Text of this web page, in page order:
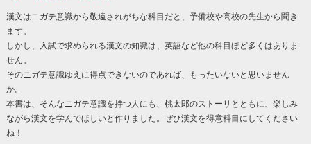
漢文はニガテ意識から敬遠されがちな科目だと、予備校や高校の先生から聞き
ます。
しかし、入試で求められる漢文の知識は、英語など他の科目ほど多くはありま
せん。
そのニガテ意識ゆえに得点できないのであれば、もったいないと思いません
か。
本書は、そんなニガテ意識を持つ人にも、桃太郎のストーリとともに、楽しみ
ながら漢文を学んでほしいと作りました。ぜひ漢文を得意科目にしてください
ね！